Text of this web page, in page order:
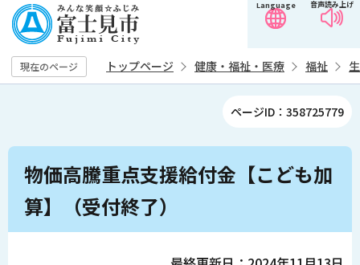
の
ペ
ー
音声読み上げ
Language
現在のページ トップページ 健康・福祉・医療 福祉
ページID：358725779
本
か
物価高騰重点支援給付金【こども加
算】（受付終了）